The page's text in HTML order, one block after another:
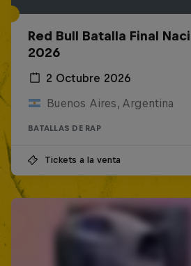
Red Bull Batalla Final
2026
2 Octubre 2026
Buenos Aires, Argentina
BATALLAS DE RAP
Tickets a la venta